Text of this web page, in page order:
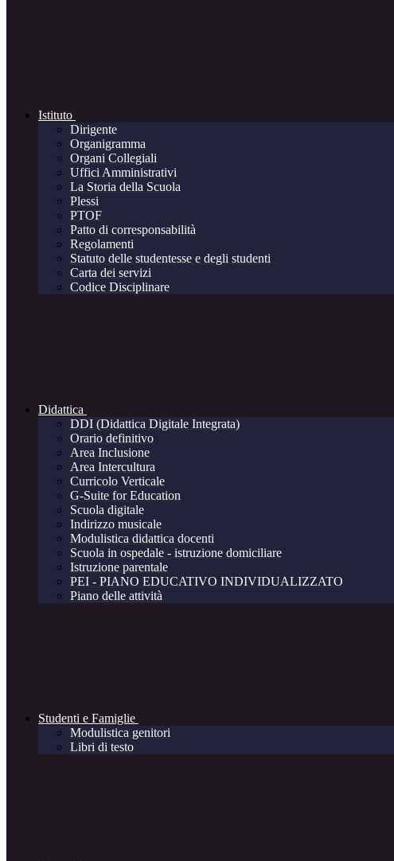
Istituto
Dirigente
Organigramma
Organi Collegiali
Uffici Amministrativi
La Storia della Scuola
Plessi
PTOF
Patto di corresponsabilità
Regolamenti
Statuto delle studentesse e degli studenti
Carta dei servizi
Codice Disciplinare
Didattica
DDI (Didattica Digitale Integrata)
Orario definitivo
Area Inclusione
Area Intercultura
Curricolo Verticale
G-Suite for Education
Scuola digitale
Indirizzo musicale
Modulistica didattica docenti
Scuola in ospedale - istruzione domiciliare
Istruzione parentale
PEI - PIANO EDUCATIVO INDIVIDUALIZZATO
Piano delle attività
Studenti e Famiglie
Modulistica genitori
Libri di testo